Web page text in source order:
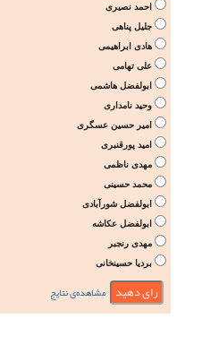
احمد نصیری
جلیل پناهی
هادی ابراهیمی
علی تهامی
ابولفضل هاشمی
وحید نامداری
امیر حسین عسگری
امید پورقنبری
مهدی ناظمی
محمد حسینی
ابولفضل شورآبادی
ابولفضل عکاشه
مهدی رنجبر
بردیا حسینخانی
مشاهده‌ی نتایج